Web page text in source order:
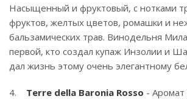
Насыщенный и фруктовый, с нотками
фруктов, желтых цветов, ромашки и
бальзамических трав. Винодельня
первой, кто создал купаж Инзолии и
дал жизнь этому очень элегантному
4. Terre della Baronia Rosso - Аромат